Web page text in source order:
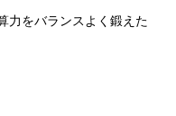
をバランスよく鍛えた